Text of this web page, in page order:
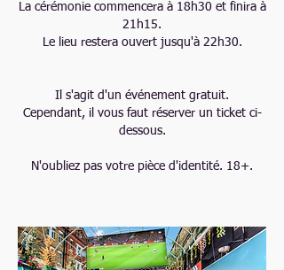
La cérémonie commencera à 18h30 et finira à
21h15.
Le lieu restera ouvert jusqu'à 22h30.
Il s'agit d'un événement gratuit.
Cependant, il vous faut réserver un ticket ci-
dessous.
N'oubliez pas votre pièce d'identité. 18+.